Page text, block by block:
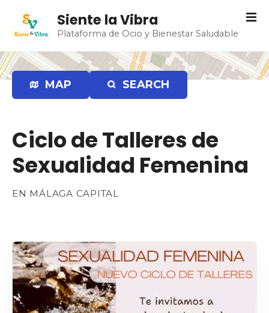
t
a
r
Siente la Vibra
Plataforma de Ocio y Bienestar Saludable
MAP SEARCH
Ciclo de Talleres de
Sexualidad Femenina
EN MÁLAGA CAPITAL